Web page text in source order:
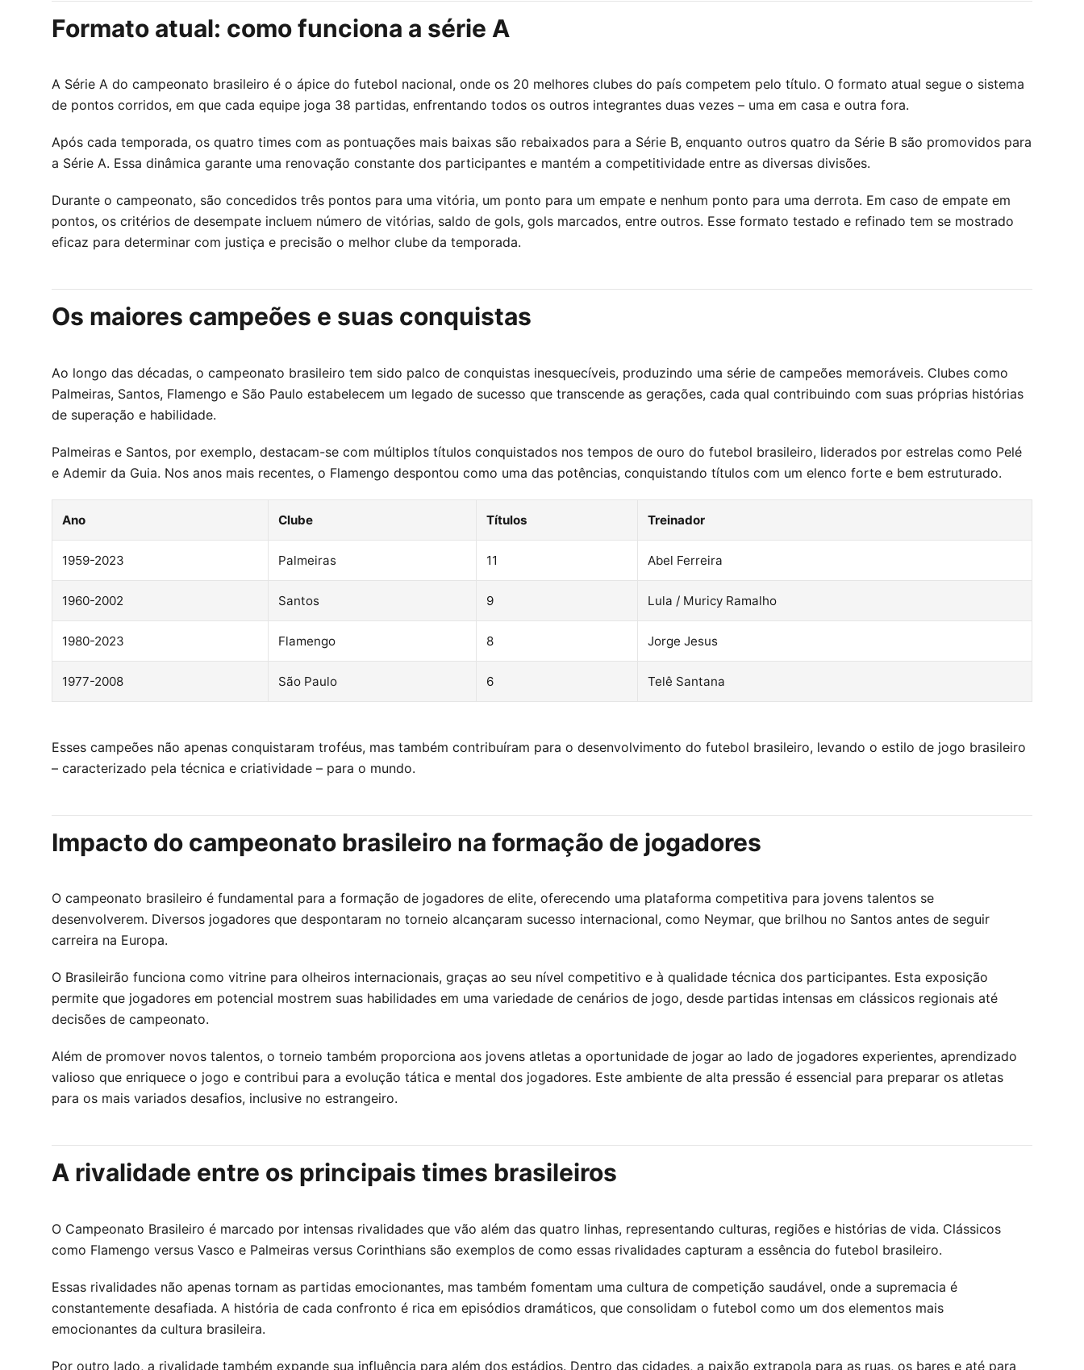
Formato atual: como funciona a série A
A Série A do campeonato brasileiro é o ápice do futebol nacional, onde os 20 melhores clubes do país competem pelo título. O formato atual segue o sistema
de pontos corridos, em que cada equipe joga 38 partidas, enfrentando todos os outros integrantes duas vezes – uma em casa e outra fora.
Após cada temporada, os quatro times com as pontuações mais baixas são rebaixados para a Série B, enquanto outros quatro da Série B são promovidos para
a Série A. Essa dinâmica garante uma renovação constante dos participantes e mantém a competitividade entre as diversas divisões.
Durante o campeonato, são concedidos três pontos para uma vitória, um ponto para um empate e nenhum ponto para uma derrota. Em caso de empate em
pontos, os critérios de desempate incluem número de vitórias, saldo de gols, gols marcados, entre outros. Esse formato testado e refinado tem se mostrado
eficaz para determinar com justiça e precisão o melhor clube da temporada.
Os maiores campeões e suas conquistas
Ao longo das décadas, o campeonato brasileiro tem sido palco de conquistas inesquecíveis, produzindo uma série de campeões memoráveis. Clubes como
Palmeiras, Santos, Flamengo e São Paulo estabelecem um legado de sucesso que transcende as gerações, cada qual contribuindo com suas próprias histórias
de superação e habilidade.
Palmeiras e Santos, por exemplo, destacam-se com múltiplos títulos conquistados nos tempos de ouro do futebol brasileiro, liderados por estrelas como Pelé
e Ademir da Guia. Nos anos mais recentes, o Flamengo despontou como uma das potências, conquistando títulos com um elenco forte e bem estruturado.
Ano Clube Títulos Treinador
1959-2023 Palmeiras 11 Abel Ferreira
1960-2002 Santos 9 Lula / Muricy Ramalho
1980-2023 Flamengo 8 Jorge Jesus
1977-2008 São Paulo 6 Telê Santana
Esses campeões não apenas conquistaram troféus, mas também contribuíram para o desenvolvimento do futebol brasileiro, levando o estilo de jogo brasileiro
– caracterizado pela técnica e criatividade – para o mundo.
Impacto do campeonato brasileiro na formação de jogadores
O campeonato brasileiro é fundamental para a formação de jogadores de elite, oferecendo uma plataforma competitiva para jovens talentos se
desenvolverem. Diversos jogadores que despontaram no torneio alcançaram sucesso internacional, como Neymar, que brilhou no Santos antes de seguir
carreira na Europa.
O Brasileirão funciona como vitrine para olheiros internacionais, graças ao seu nível competitivo e à qualidade técnica dos participantes. Esta exposição
permite que jogadores em potencial mostrem suas habilidades em uma variedade de cenários de jogo, desde partidas intensas em clássicos regionais até
decisões de campeonato.
Além de promover novos talentos, o torneio também proporciona aos jovens atletas a oportunidade de jogar ao lado de jogadores experientes, aprendizado
valioso que enriquece o jogo e contribui para a evolução tática e mental dos jogadores. Este ambiente de alta pressão é essencial para preparar os atletas
para os mais variados desafios, inclusive no estrangeiro.
A rivalidade entre os principais times brasileiros
O Campeonato Brasileiro é marcado por intensas rivalidades que vão além das quatro linhas, representando culturas, regiões e histórias de vida. Clássicos
como Flamengo versus Vasco e Palmeiras versus Corinthians são exemplos de como essas rivalidades capturam a essência do futebol brasileiro.
Essas rivalidades não apenas tornam as partidas emocionantes, mas também fomentam uma cultura de competição saudável, onde a supremacia é
constantemente desafiada. A história de cada confronto é rica em episódios dramáticos, que consolidam o futebol como um dos elementos mais
emocionantes da cultura brasileira.
Por outro lado, a rivalidade também expande sua influência para além dos estádios. Dentro das cidades, a paixão extrapola para as ruas, os bares e até para